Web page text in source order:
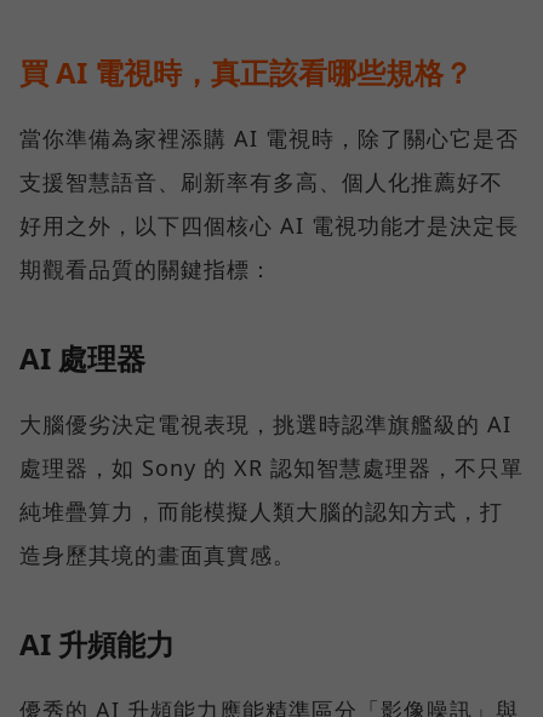
買 AI 電視時，真正該看哪些規格？
當你準備為家裡添購 AI 電視時，除了關心它是否
支援智慧語音、刷新率有多高、個人化推薦好不
好用之外，以下四個核心 AI 電視功能才是決定長
期觀看品質的關鍵指標：
AI 處理器
大腦優劣決定電視表現，挑選時認準旗艦級的 AI
處理器，如 Sony 的 XR 認知智慧處理器，不只單
純堆疊算力，而能模擬人類大腦的認知方式，打
造身歷其境的畫面真實感。
AI 升頻能力
優秀的 AI 升頻能力應能精準區分「影像噪訊」與